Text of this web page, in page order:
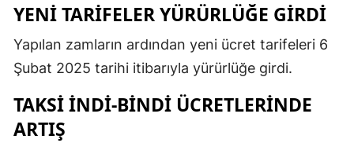
Kastamonu
Kayseri
YENI TARIFELER YÜRÜRLÜĞE GIRDI
Yapılan zamların ardından yeni ücret tarifeleri 6
Şubat 2025 tarihi itibarıyla yürürlüğe girdi.
TAKSIİNDI-BINDI ÜCRETLERINDE
ARTIŞ